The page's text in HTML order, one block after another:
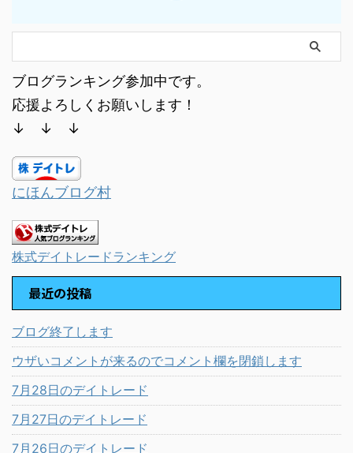
ブログランキング参加中です。
応援よろしくお願いします！
↓ ↓ ↓
にほんブログ村
株式デイトレードランキング
最近の投稿
ブログ終了します
ウザいコメントが来るのでコメント欄を閉鎖します
7月28日のデイトレード
7月27日のデイトレード
7月26日のデイトレード